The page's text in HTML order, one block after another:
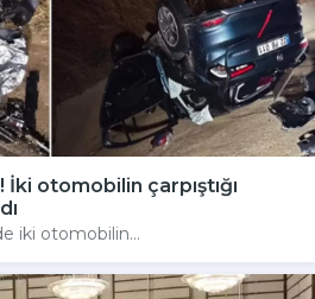
otomobilin çarpıştığı
iki otomobilin...